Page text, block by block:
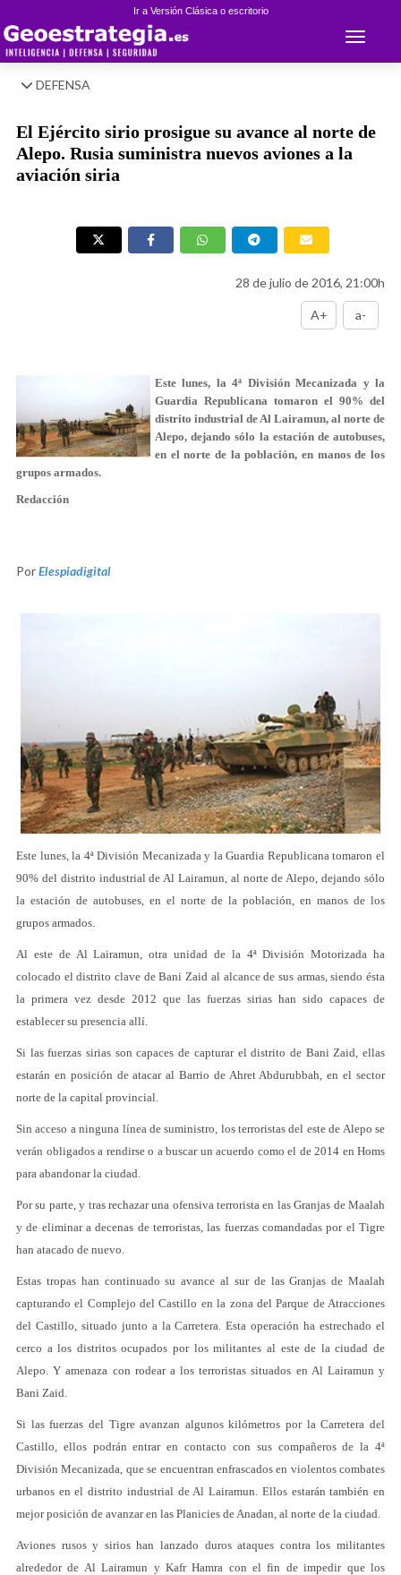
Ir a Versión Clásica o escritorio
Toggle
DEFENSA
El Ejército sirio prosigue su avance al norte de
Alepo. Rusia suministra nuevos aviones a la
aviación siria
28 de julio de 2016, 21:00h
A+ a-
Este lunes, la 4ª División Mecanizada y la
Guardia Republicana tomaron el 90% del
distrito industrial de Al Lairamun, al norte de
Alepo, dejando sólo la estación de autobuses,
en el norte de la población, en manos de los
grupos armados.
Redacción
PorElespiadigital
Este lunes, la 4ª División Mecanizada y la Guardia Republicana tomaron el
90% del distrito industrial de Al Lairamun, al norte de Alepo, dejando sólo
la estación de autobuses, en el norte de la población, en manos de los
grupos armados.
Al este de Al Lairamun, otra unidad de la 4ª División Motorizada ha
colocado el distrito clave de Bani Zaid al alcance de sus armas, siendo ésta
la primera vez desde 2012 que las fuerzas sirias han sido capaces de
establecer su presencia allí.
Si las fuerzas sirias son capaces de capturar el distrito de Bani Zaid, ellas
estarán en posición de atacar al Barrio de Ahret Abdurubbah, en el sector
norte de la capital provincial.
Sin acceso a ninguna línea de suministro, los terroristas del este de Alepo se
verán obligados a rendirse o a buscar un acuerdo como el de 2014 en Homs
para abandonar la ciudad.
Por su parte, y tras rechazar una ofensiva terrorista en las Granjas de Maalah
y de eliminar a decenas de terroristas, las fuerzas comandadas por el Tigre
han atacado de nuevo.
Estas tropas han continuado su avance al sur de las Granjas de Maalah
capturando el Complejo del Castillo en la zona del Parque de Atracciones
del Castillo, situado junto a la Carretera. Esta operación ha estrechado el
cerco a los distritos ocupados por los militantes al este de la ciudad de
Alepo. Y amenaza con rodear a los terroristas situados en Al Lairamun y
Bani Zaid.
Si las fuerzas del Tigre avanzan algunos kilómetros por la Carretera del
Castillo, ellos podrán entrar en contacto con sus compañeros de la 4ª
División Mecanizada, que se encuentran enfrascados en violentos combates
urbanos en el distrito industrial de Al Lairamun. Ellos estarán también en
mejor posición de avanzar en las Planicies de Anadan, al norte de la ciudad.
Aviones rusos y sirios han lanzado duros ataques contra los militantes
alrededor de Al Lairamun y Kafr Hamra con el fin de impedir que los